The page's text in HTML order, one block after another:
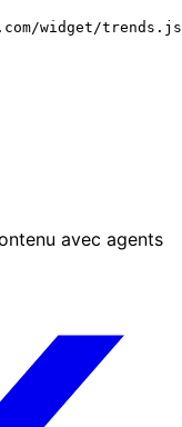
widget/
avec agents